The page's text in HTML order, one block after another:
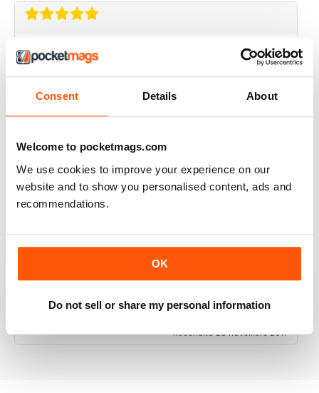
Consent Details About
Welcome to pocketmags.com
We use cookies to improve your experience on our
website and to show you personalised content, ads and
recommendations.
OK
Do not sell or share my personal information
MINI WORLD
Recensito 30 marzo 2020
GREAT MAGAZINE
Great magazine for Mini owners and lovers
Love it, love it, love it!
Recensito 28 novembre 2011